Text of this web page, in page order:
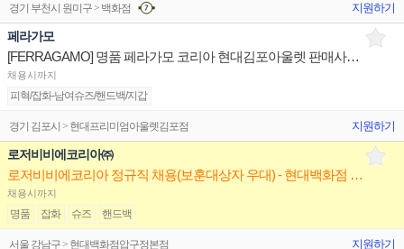
경기 부천시 원미구 > 백화점 지원하기
페라가모
[FERRAGAMO] 명품 페라가모 코리아 현대김포아울렛 판매사원 채용
채용시까지
피혁/잡화-남여슈즈/핸드백/지갑
경기 김포시 > 현대프리미엄아울렛김포점 지원하기
로저비비에코리아㈜
로저비비에코리아 정규직 채용(보훈대상자 우대) - 현대백화점 압구정본점
채용시까지
명품 잡화 슈즈 핸드백
서울 강남구 > 현대백화점압구정본점 지원하기